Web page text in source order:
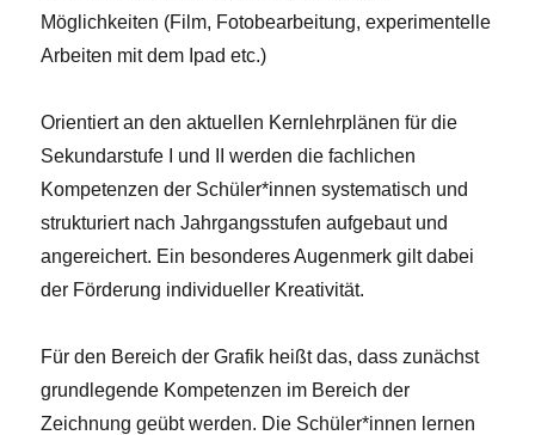
Möglichkeiten (Film, Fotobearbeitung, experimentelle
Arbeiten mit dem Ipad etc.)
Orientiert an den aktuellen Kernlehrplänen für die
Sekundarstufe I und II werden die fachlichen
Kompetenzen der Schüler*innen systematisch und
strukturiert nach Jahrgangsstufen aufgebaut und
angereichert. Ein besonderes Augenmerk gilt dabei
der Förderung individueller Kreativität.
Für den Bereich der Grafik heißt das, dass zunächst
grundlegende Kompetenzen im Bereich der
Zeichnung geübt werden. Die Schüler*innen lernen